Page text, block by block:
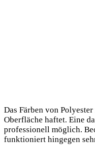
Das Färben von
Oberfläche haftet. Eine
professionell möglich.
funktioniert hingegen